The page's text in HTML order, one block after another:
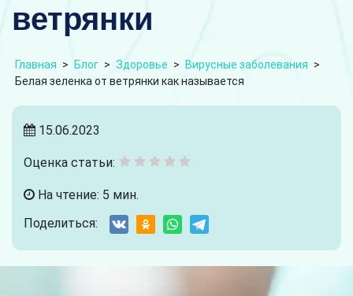
ветрянки
Главная > Блог > Здоровье > Вирусные заболевания >
Белая зеленка от ветрянки как называется
15.06.2023
Оценка статьи:
На чтение: 5 мин.
Поделиться: